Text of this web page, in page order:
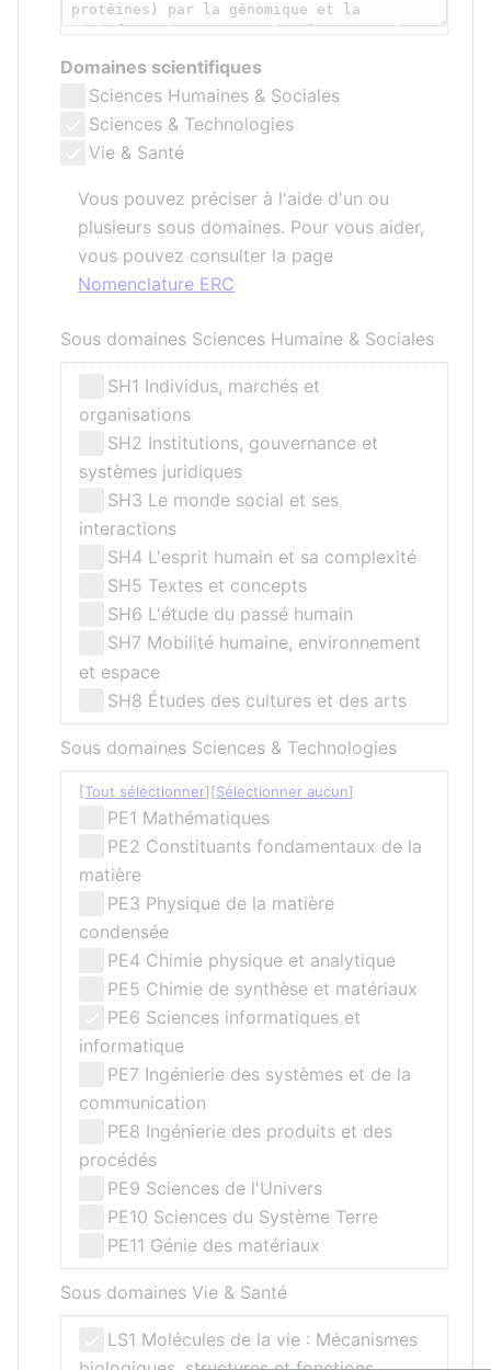
Domaines scientifiques
Sciences Humaines & Sociales
Sciences & Technologies
Vie & Santé
Vous pouvez préciser à l'aide d'un ou
plusieurs sous domaines. Pour vous aider,
vous pouvez consulter la page
Nomenclature ERC
Sous domaines Sciences Humaine & Sociales
SH1 Individus, marchés et
organisations
SH2 Institutions, gouvernance et
systèmes juridiques
SH3 Le monde social et ses
interactions
SH4 L'esprit humain et sa complexité
SH5 Textes et concepts
SH6 L'étude du passé humain
SH7 Mobilité humaine, environnement
et espace
SH8 Études des cultures et des arts
Sous domaines Sciences & Technologies
Tout sélectionner Sélectionner aucun
PE1 Mathématiques
PE2 Constituants fondamentaux de la
matière
PE3 Physique de la matière
condensée
PE4 Chimie physique et analytique
PE5 Chimie de synthèse et matériaux
PE6 Sciences informatiques et
informatique
PE7 Ingénierie des systèmes et de la
communication
PE8 Ingénierie des produits et des
procédés
PE9 Sciences de l'Univers
PE10 Sciences du Système Terre
PE11 Génie des matériaux
Sous domaines Vie & Santé
LS1 Molécules de la vie : Mécanismes